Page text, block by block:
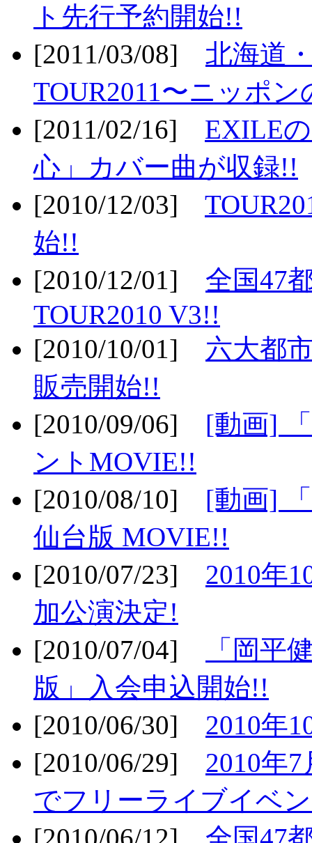
ト先行予約開始!!
[2011/03/08] 北海道
TOUR2011〜ニッポ
[2011/02/16] EXILE
心」カバー曲が収録!!
[2010/12/03]
始!!
[2010/12/01] 全国47
TOUR2010 V3!!
[2010/10/01] 六大都
販売開始!!
[2010/09/06] [動画]
ントMOVIE!!
[2010/08/10] [動画]
仙台版 MOVIE!!
[2010/07/23] 2010年
加公演決定!
[2010/07/04]
「岡平
版」入会申込開始!!
[2010/06/30] 2010年
[2010/06/29] 2010年
でフリーライブイベ